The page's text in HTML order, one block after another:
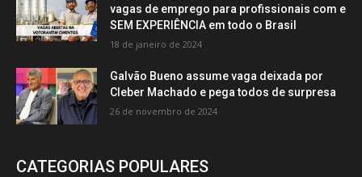
vagas de emprego para profissionais com e
SEM EXPERIÊNCIA em todo o Brasil
18 de janeiro de 2024
Galvão Bueno assume vaga deixada por
Cleber Machado e pega todos de surpresa
26 de novembro de 2024
CATEGORIAS POPULARES